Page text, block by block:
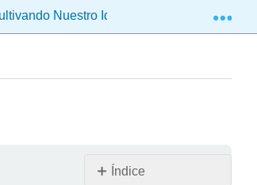
Nuestro Idioma de Herencia
Índice